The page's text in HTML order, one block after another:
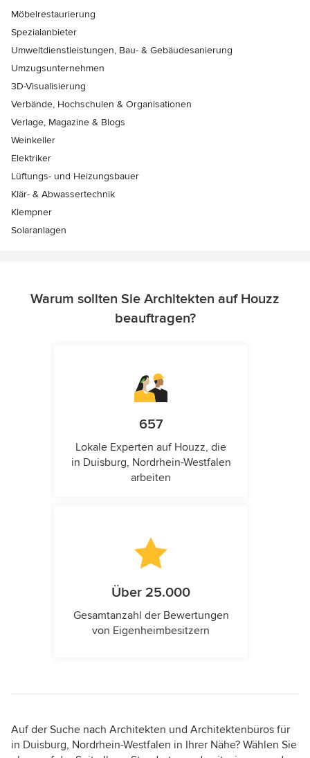
Möbelrestaurierung
Spezialanbieter
Umweltdienstleistungen, Bau- & Gebäudesanierung
Umzugsunternehmen
3D-Visualisierung
Verbände, Hochschulen & Organisationen
Verlage, Magazine & Blogs
Weinkeller
Elektriker
Lüftungs- und Heizungsbauer
Klär- & Abwassertechnik
Klempner
Solaranlagen
Warum sollten Sie Architekten auf Houzz
beauftragen?
657
Lokale Experten auf Houzz, die
in Duisburg, Nordrhein-Westfalen
arbeiten
Über 25.000
Gesamtanzahl der Bewertungen
von Eigenheimbesitzern
Auf der Suche nach Architekten und Architektenbüros für
in Duisburg, Nordrhein-Westfalen in Ihrer Nähe? Wählen Sie